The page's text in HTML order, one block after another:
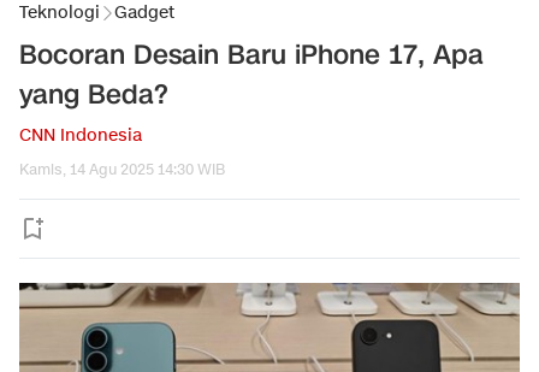
Teknologi Gadget
Bocoran Desain Baru iPhone 17, Apa
yang Beda?
CNN Indonesia
Kamis, 14 Agu 2025 14:30 WIB